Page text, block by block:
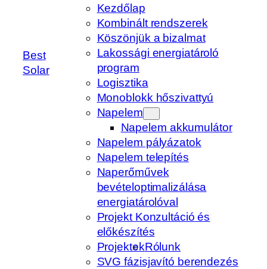
Best
Solar
Kezdőlap
Kombinált rendszerek
Köszönjük a bizalmat
Lakossági energiatároló
program
Logisztika
Monoblokk hőszivattyú
Napelem
Napelem akkumulátor
Napelem pályázatok
Napelem telepítés
Naperőművek
bevételoptimalizálása
energiatárolóval
Projekt Konzultáció és
előkészítés
ProjektekRólunk
SVG fázisjavító berendezés